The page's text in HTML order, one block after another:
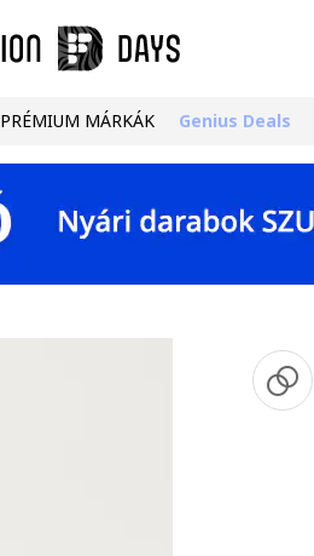
PRÉMIUM MÁRKÁK Genius Deals